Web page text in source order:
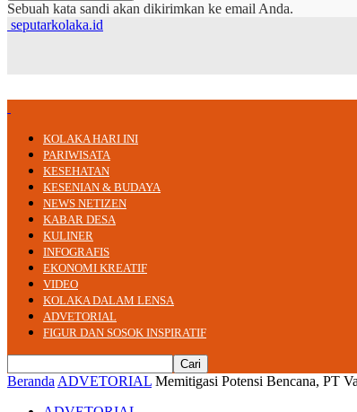
Sebuah kata sandi akan dikirimkan ke email Anda.
seputarkolaka.id
KOLAKA HARI INI
PARIWISATA
KESEHATAN
KESENIAN & BUDAYA
NEWS NETIZEN
KABAR DESA
KULINER
INFOGRAFIS
EKONOMI KREATIF
VIDEO
KOLAKA DALAM LENSA
ADVETORIAL
FIGUR DAN SOSOK INSPIRATIF
Beranda ADVETORIAL Memitigasi Potensi Bencana, PT